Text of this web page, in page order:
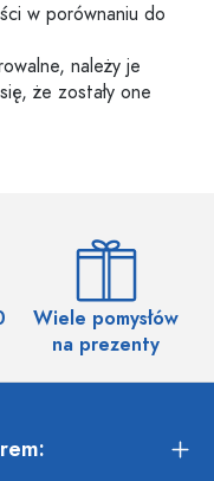
w porównaniu do
należy je
że zostały one
Wiele pomysłów
na prezenty